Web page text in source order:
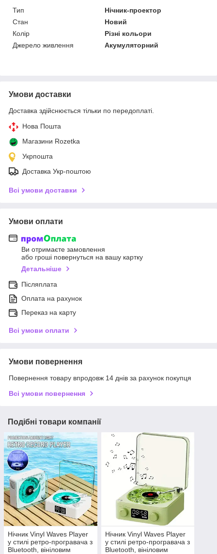
Тип
Нічник-проектор
Стан
Новий
Колір
Різні кольори
Джерело живлення
Акумуляторний
Умови доставки
Доставка здійснюється тільки по передоплаті.
Нова Пошта
Магазини Rozetka
Укрпошта
Доставка Укр-поштою
Всі умови доставки
Умови оплати
Ви отримаєте замовлення
або гроші повернуться на вашу картку
Детальніше
Післяплата
Оплата на рахунок
Переказ на карту
Всі умови оплати
Умови повернення
Повернення товару впродовж 14 днів за рахунок покупця
Всі умови повернення
Подібні товари компанії
Нічник Vinyl Waves Player
у стилі ретро-програвача з
Bluetooth, вініловим
Нічник Vinyl Waves Player
у стилі ретро-програвача з
Bluetooth, вініловим